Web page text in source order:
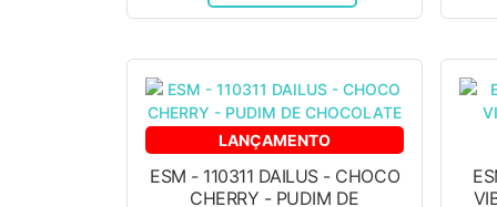
LANÇAMENTO
ESM - 110311 DAILUS - CHOCO
CHERRY - PUDIM DE